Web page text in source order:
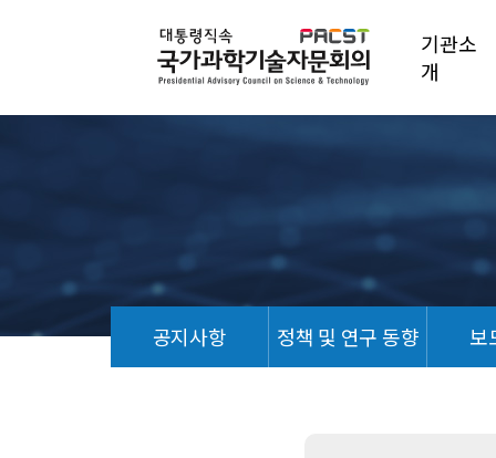
기관소
개
공지사항 정책 및 연구 동향 보